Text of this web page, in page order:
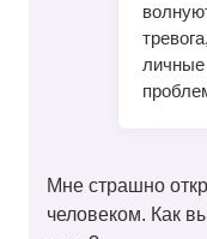
Мне страшно
человеком. Как